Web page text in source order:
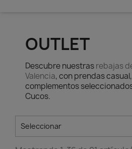
OUTLET
Descubre nuestrasrebajas
Valencia, con prendas
complementos
Cucos.
Seleccionar